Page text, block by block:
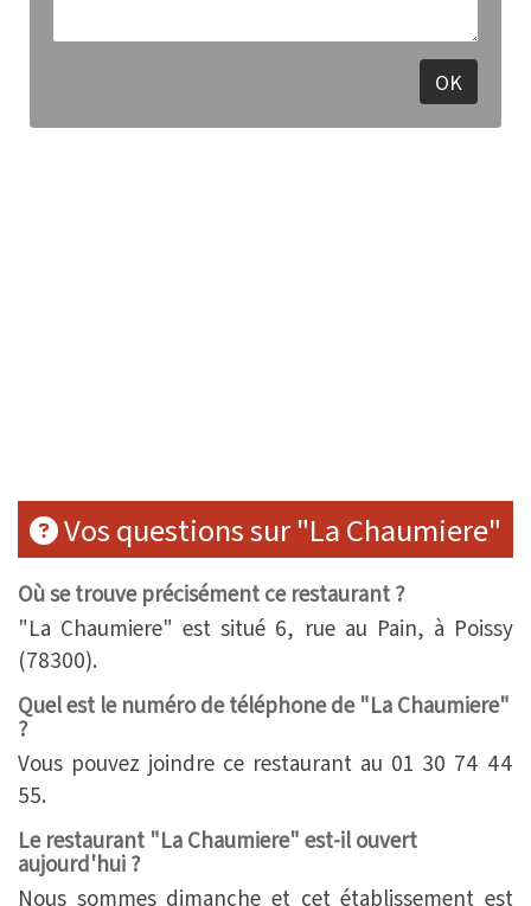
Vos questions sur "La Chaumiere"
Où se trouve précisément ce restaurant ?
"La Chaumiere" est situé 6, rue au Pain, à Poissy
(78300).
Quel est le numéro de téléphone de "La Chaumiere"
?
Vous pouvez joindre ce restaurant au 01 30 74 44
55.
Le restaurant "La Chaumiere" est-il ouvert
aujourd'hui ?
Nous sommes dimanche et cet établissement est